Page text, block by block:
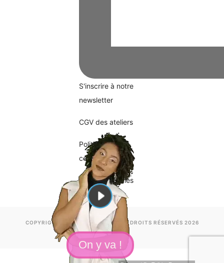
S'inscrire à notre
newsletter
CGV des ateliers
Politique de
confidentialité
Mentions légales
COPYRIGHT ©HAPPYSILVERS. TOUS DROITS RÉSERVÉS 2026